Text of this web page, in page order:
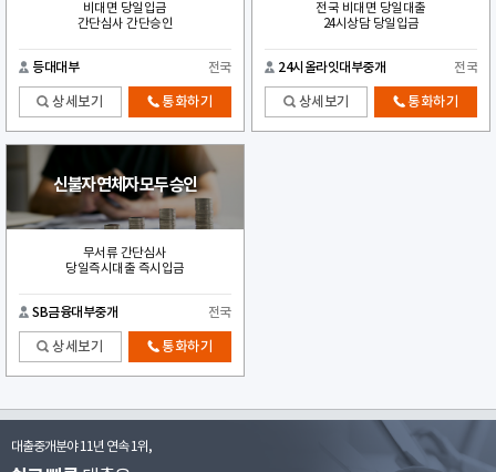
비대면 당일입금
간단심사 간단승인
등대대부 전국
상세보기 통화하기
전국 비대면 당일대출
24시상담 당일입금
24시올라잇대부중개 전국
상세보기 통화하기
신불자 연체자 모두 승인
무서류 간단심사
당일즉시대출 즉시입금
SB금융대부중개 전국
상세보기 통화하기
대출중개분야 11년 연속 1위,